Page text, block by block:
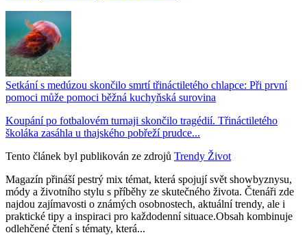
Setkání s medúzou skončilo smrtí třináctiletého chlapce: Při první
pomoci může pomoci běžná kuchyňská surovina
Koupání po fotbalovém turnaji skončilo tragédií. Třináctiletého
školáka zasáhla u thajského pobřeží prudce...
Tento článek byl publikován ze zdrojů Trendy Život
Magazín přináší pestrý mix témat, která spojují svět showbyznysu,
módy a životního stylu s příběhy ze skutečného života. Čtenáři zde
najdou zajímavosti o známých osobnostech, aktuální trendy, ale i
praktické tipy a inspiraci pro každodenní situace.Obsah kombinuje
odlehčené čtení s tématy, která...